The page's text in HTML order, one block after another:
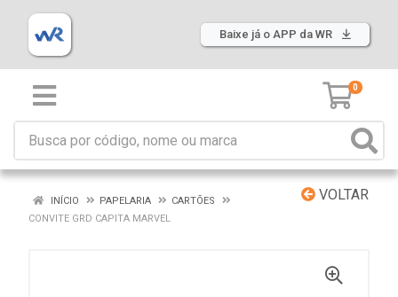
Baixe já o APP da WR
0
VOLTAR
INÍCIO PAPELARIA
CARTÕES
CONVITE GRD CAPITA MARVEL